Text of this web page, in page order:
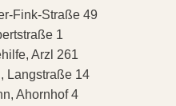
Fink-Straße 49
1
Arzl 261
Langstraße 14
Ahornhof 4